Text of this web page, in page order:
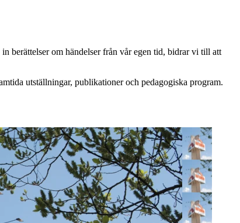
berättelser om händelser från vår egen tid, bidrar vi till att
utställningar, publikationer och pedagogiska program.